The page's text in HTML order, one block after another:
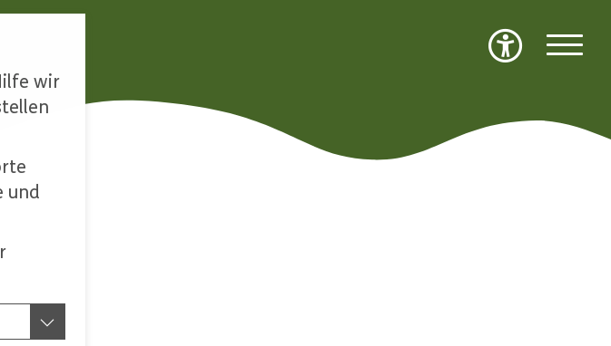
wir
und